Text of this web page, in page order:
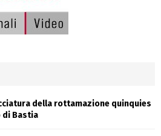
della rottamazione quinquies
di Bastia